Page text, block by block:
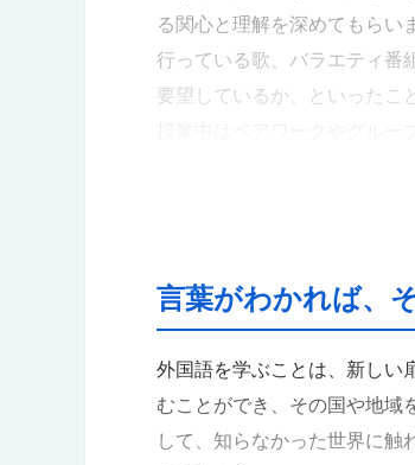
る関心と理解を深めてもらい
行っている歌、バラエティ番
要望しているか、といったこ
た表現力も身につけられる
フォンやタブレット端末に
言葉がわかれば、
外国語を学ぶことは、新しい
むことができ、その国や地域
して、知らなかった世界に触